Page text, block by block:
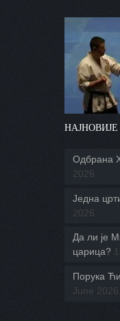
Одбрана
2026
Једна
2026
Да ли је
царица?
Порука
June 2026